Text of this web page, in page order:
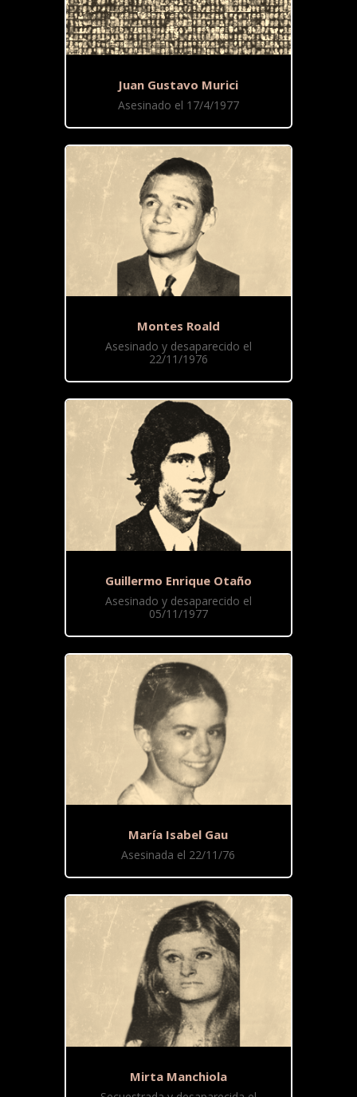
Juan Gustavo Murici
Asesinado el 17/4/1977
Montes Roald
Asesinado y desaparecido el
22/11/1976
Guillermo Enrique Otaño
Asesinado y desaparecido el
05/11/1977
María Isabel Gau
Asesinada el 22/11/76
Mirta Manchiola